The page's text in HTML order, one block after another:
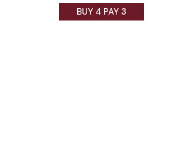
BUY 4 PAY 3